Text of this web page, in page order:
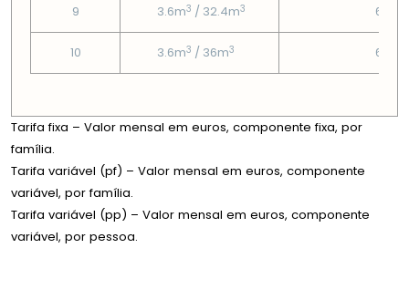
9 3.6m3 / 32.4m3 6.08€
10 3.6m3 / 36m3 6.08€
Tarifa fixa – Valor mensal em euros, componente fixa, por
família.
Tarifa variável (pf) – Valor mensal em euros, componente
variável, por família.
Tarifa variável (pp) – Valor mensal em euros, componente
variável, por pessoa.